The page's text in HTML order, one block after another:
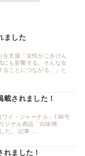
ました
支援「女性がごきげん
にも影響する。そんな女
ことにつながる。」と
されました！
イ・ジャーナル」136号
ジナル商品「白味噌
た。 記事 …
ました！